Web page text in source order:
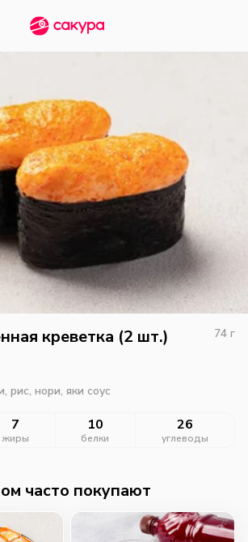
креветка (2 шт.) 74 г
рис, нори, яки соус
7
жиры
10
белки
26
углеводы
часто покупают